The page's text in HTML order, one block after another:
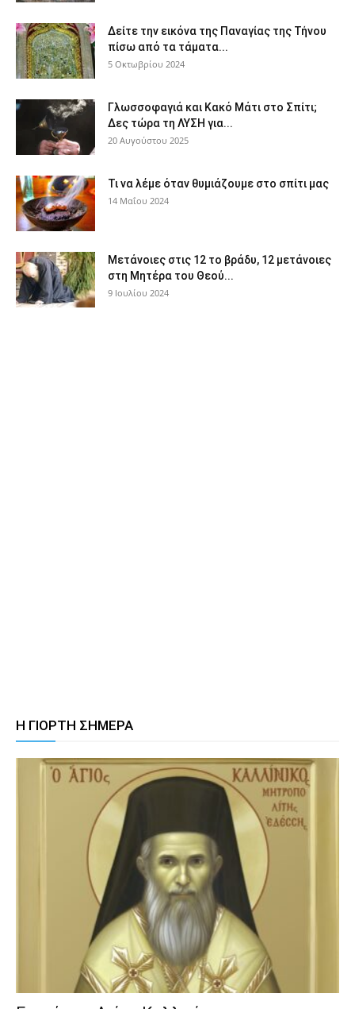
Δείτε την εικόνα της Παναγίας της Τήνου
πίσω από τα τάματα...
5 Οκτωβρίου 2024
Γλωσσοφαγιά και Κακό Μάτι στο Σπίτι;
Δες τώρα τη ΛΥΣΗ για...
20 Αυγούστου 2025
Τι να λέμε όταν θυμιάζουμε στο σπίτι μας
14 Μαΐου 2024
Μετάνοιες στις 12 το βράδυ, 12 μετάνοιες
στη Μητέρα του Θεού...
9 Ιουλίου 2024
Η ΓΙΟΡΤΗ ΣΗΜΕΡΑ